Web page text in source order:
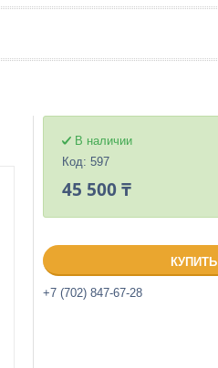
В наличии
Код: 597
45 500 ₸
КУПИТЬ
+7 (702) 847-67-28